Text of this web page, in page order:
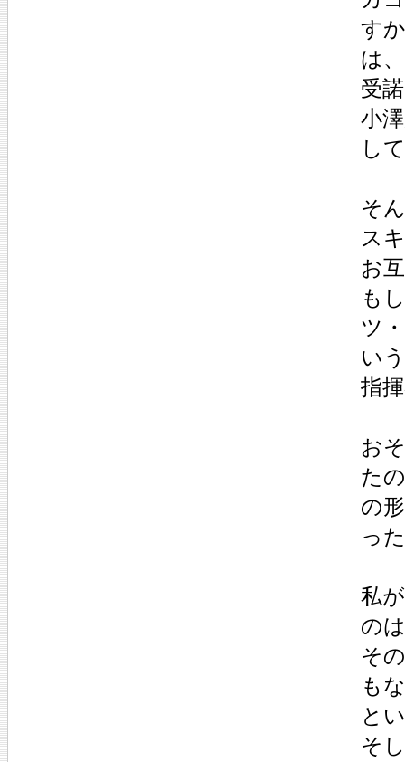
す
は
受
小
し
そ
ス
お
も
ツ
い
指
お
た
の
っ
私
の
そ
も
と
そ